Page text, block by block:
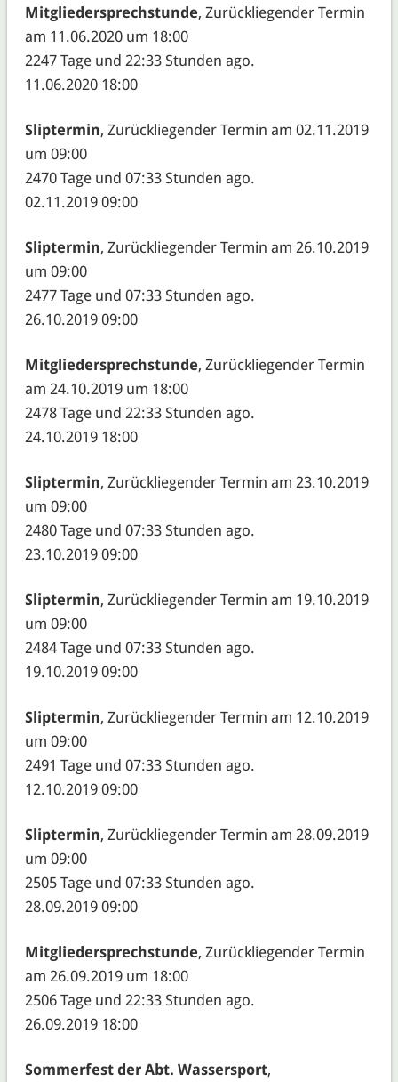
Mitgliedersprechstunde, Zurückliegender Termin
am 11.06.2020 um 18:00
2247 Tage und 22:33 Stunden ago.
11.06.2020 18:00
Sliptermin, Zurückliegender Termin am 02.11.2019
um 09:00
2470 Tage und 07:33 Stunden ago.
02.11.2019 09:00
Sliptermin, Zurückliegender Termin am 26.10.2019
um 09:00
2477 Tage und 07:33 Stunden ago.
26.10.2019 09:00
Mitgliedersprechstunde, Zurückliegender Termin
am 24.10.2019 um 18:00
2478 Tage und 22:33 Stunden ago.
24.10.2019 18:00
Sliptermin, Zurückliegender Termin am 23.10.2019
um 09:00
2480 Tage und 07:33 Stunden ago.
23.10.2019 09:00
Sliptermin, Zurückliegender Termin am 19.10.2019
um 09:00
2484 Tage und 07:33 Stunden ago.
19.10.2019 09:00
Sliptermin, Zurückliegender Termin am 12.10.2019
um 09:00
2491 Tage und 07:33 Stunden ago.
12.10.2019 09:00
Sliptermin, Zurückliegender Termin am 28.09.2019
um 09:00
2505 Tage und 07:33 Stunden ago.
28.09.2019 09:00
Mitgliedersprechstunde, Zurückliegender Termin
am 26.09.2019 um 18:00
2506 Tage und 22:33 Stunden ago.
26.09.2019 18:00
Sommerfest der Abt. Wassersport,